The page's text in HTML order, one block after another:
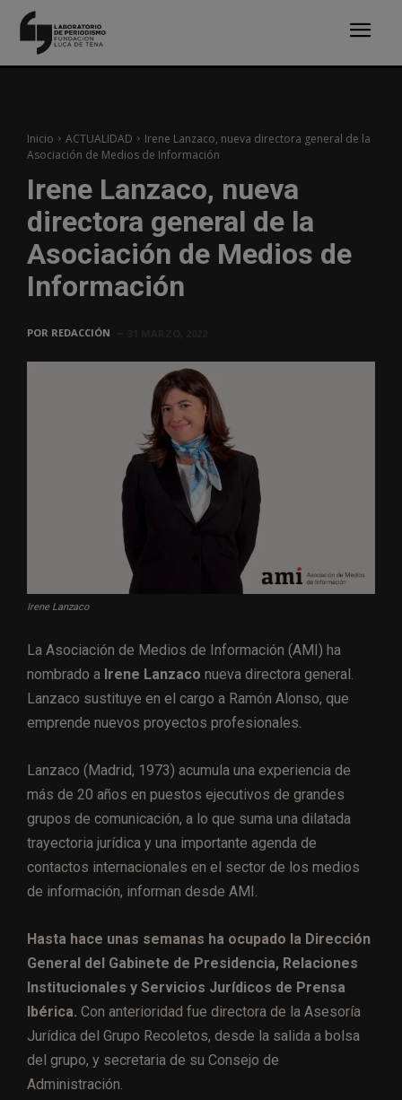
Inicio ACTUALIDAD
Irene Lanzaco, nueva directora general de la
Asociación de Medios de Información
Irene Lanzaco, nueva
directora general de la
Asociación de Medios de
Información
POR REDACCIÓN
Irene Lanzaco
La Asociación de Medios de Información (AMI) ha
nombrado a Irene Lanzaco nueva directora general.
Lanzaco sustituye en el cargo a Ramón Alonso, que
emprende nuevos proyectos profesionales.
Lanzaco (Madrid, 1973) acumula una experiencia de
más de 20 años en puestos ejecutivos de grandes
grupos de comunicación, a lo que suma una dilatada
trayectoria jurídica y una importante agenda de
contactos internacionales en el sector de los medios
de información, informan desde AMI.
Hasta hace unas semanas ha ocupado la Dirección
General del Gabinete de Presidencia, Relaciones
Institucionales y Servicios Jurídicos de Prensa
Ibérica. Con anterioridad fue directora de la Asesoría
Jurídica del Grupo Recoletos, desde la salida a bolsa
del grupo, y secretaria de su Consejo de
Administración.